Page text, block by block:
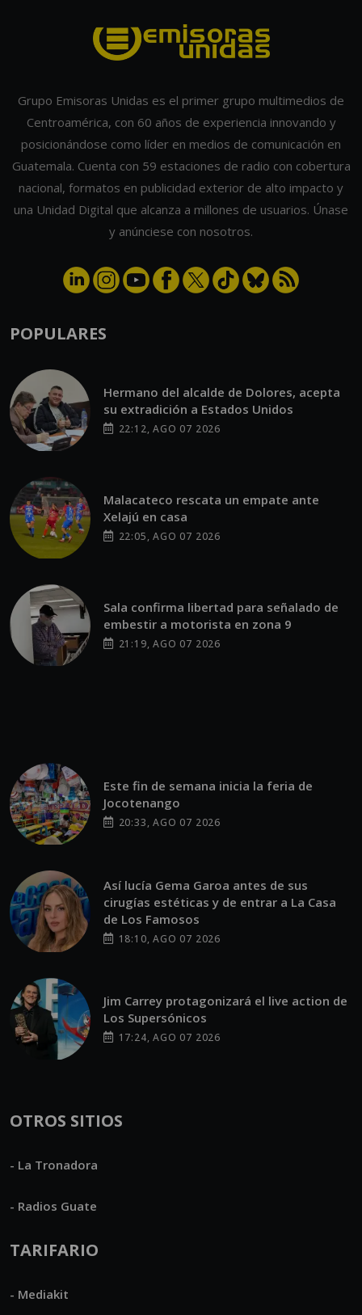
Grupo Emisoras Unidas es el primer grupo multimedios de
Centroamérica, con 60 años de experiencia innovando y
posicionándose como líder en medios de comunicación en
Guatemala. Cuenta con 59 estaciones de radio con cobertura
nacional, formatos en publicidad exterior de alto impacto y
una Unidad Digital que alcanza a millones de usuarios. Únase
y anúnciese con nosotros.
POPULARES
Hermano del alcalde de Dolores, acepta
su extradición a Estados Unidos
22:12, AGO 07 2026
Malacateco rescata un empate ante
Xelajú en casa
22:05, AGO 07 2026
Sala confirma libertad para señalado de
embestir a motorista en zona 9
21:19, AGO 07 2026
Este fin de semana inicia la feria de
Jocotenango
20:33, AGO 07 2026
Así lucía Gema Garoa antes de sus
cirugías estéticas y de entrar a La Casa
de Los Famosos
18:10, AGO 07 2026
Jim Carrey protagonizará el live action de
Los Supersónicos
17:24, AGO 07 2026
OTROS SITIOS
- La Tronadora
- Radios Guate
TARIFARIO
- Mediakit